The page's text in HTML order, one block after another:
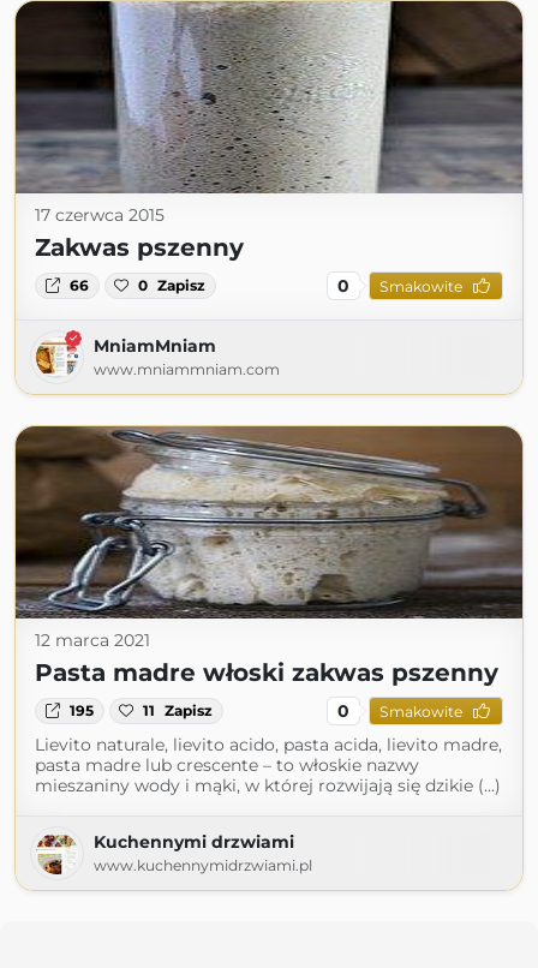
17 czerwca 2015
Zakwas pszenny
66 0 Zapisz 0 Smakowite
MniamMniam
www.mniammniam.com
12 marca 2021
Pasta madre włoski zakwas pszenny
195 11 Zapisz 0 Smakowite
Lievito naturale, lievito acido, pasta acida, lievito madre,
pasta madre lub crescente – to włoskie nazwy
mieszaniny wody i mąki, w której rozwijają się dzikie (...)
Kuchennymi drzwiami
www.kuchennymidrzwiami.pl